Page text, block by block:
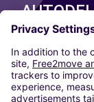
ONZE STEDEN
Paris
Madrid
Washington DC
Milaan